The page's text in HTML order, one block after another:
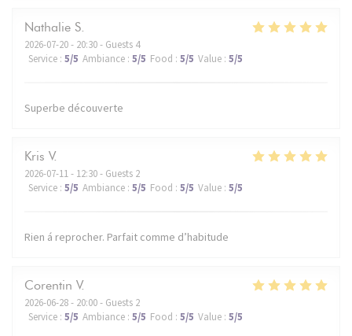
Nathalie S
2026-07-20- 20:30 - Guests 4
Service : 5/5 Ambiance : 5/5 Food : 5/5 Value : 5/5
Superbe découverte
Kris V
2026-07-11- 12:30 - Guests 2
Service : 5/5 Ambiance : 5/5 Food : 5/5 Value : 5/5
Rien á reprocher. Parfait comme d’habitude
Corentin V
2026-06-28- 20:00 - Guests 2
Service : 5/5 Ambiance : 5/5 Food : 5/5 Value : 5/5